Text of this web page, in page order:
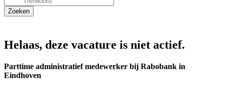
Helaas, deze vacature is niet actief.
Parttime administratief medewerker bij Rabobank in
Eindhoven